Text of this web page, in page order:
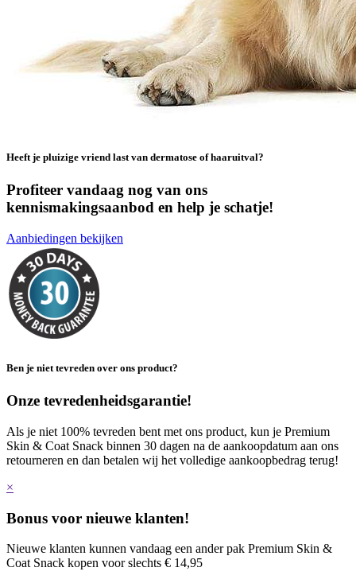
Heeft je pluizige vriend last van dermatose of haaruitval?
Profiteer vandaag nog van ons
kennismakingsaanbod en help je schatje!
Aanbiedingen bekijken
Ben je niet tevreden over ons product?
Onze tevredenheidsgarantie!
Als je niet 100% tevreden bent met ons product, kun je Premium
Skin & Coat Snack binnen 30 dagen na de aankoopdatum aan ons
retourneren en dan betalen wij het volledige aankoopbedrag terug!
×
Bonus voor nieuwe klanten!
Nieuwe klanten kunnen vandaag een ander pak Premium Skin &
Coat Snack kopen voor slechts € 14,95